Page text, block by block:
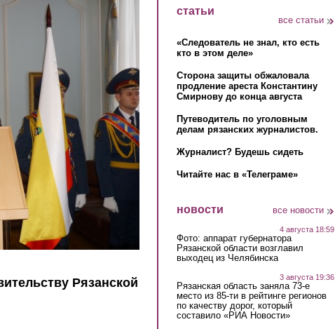
Рязанской
статьи
все статьи
«Следователь не знал, кто есть
кто в этом деле»
Сторона защиты обжаловала
продление ареста Константину
Смирнову до конца августа
Путеводитель по уголовным
делам рязанских журналистов.
Журналист? Будешь сидеть
Читайте нас в «Телеграме»
новости все новости
4 августа 18:59
Фото: аппарат губернатора
Рязанской области возглавил
выходец из Челябинска
3 августа 19:36
Рязанская область заняла 73-е
место из 85-ти в рейтинге регионов
по качеству дорог, который
составило «РИА Новости»